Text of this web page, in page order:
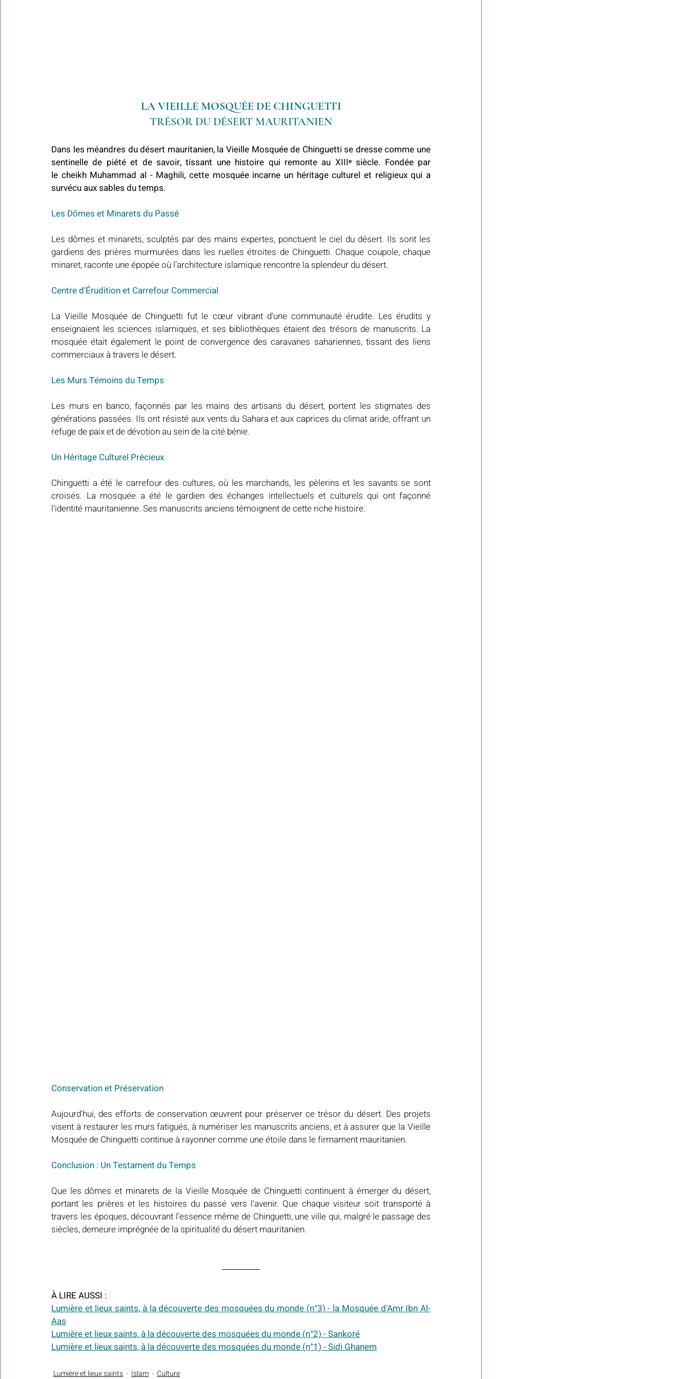
LA VIEILLE MOSQUÉE DE CHINGUETTI
TRÉSOR DU DÉSERT MAURITANIEN
Dans les méandres du désert mauritanien, la Vieille Mosquée de Chinguetti se dresse comme une
sentinelle de piété et de savoir, tissant une histoire qui remonte au XIIIᵉ siècle. Fondée par
le cheikh Muhammad al - Maghili, cette mosquée incarne un héritage culturel et religieux qui a
survécu aux sables du temps.
Les Dômes et Minarets du Passé
Les dômes et minarets, sculptés par des mains expertes, ponctuent le ciel du désert. Ils sont les
gardiens des prières murmurées dans les ruelles étroites de Chinguetti. Chaque coupole, chaque
minaret, raconte une épopée où l'architecture islamique rencontre la splendeur du désert.
Centre d'Érudition et Carrefour Commercial
La Vieille Mosquée de Chinguetti fut le cœur vibrant d'une communauté érudite. Les érudits y
enseignaient les sciences islamiques, et ses bibliothèques étaient des trésors de manuscrits. La
mosquée était également le point de convergence des caravanes sahariennes, tissant des liens
commerciaux à travers le désert.
Les Murs Témoins du Temps
Les murs en banco, façonnés par les mains des artisans du désert, portent les stigmates des
générations passées. Ils ont résisté aux vents du Sahara et aux caprices du climat aride, offrant un
refuge de paix et de dévotion au sein de la cité bénie.
Un Héritage Culturel Précieux
Chinguetti a été le carrefour des cultures, où les marchands, les pèlerins et les savants se sont
croisés. La mosquée a été le gardien des échanges intellectuels et culturels qui ont façonné
l'identité mauritanienne. Ses manuscrits anciens témoignent de cette riche histoire.
Conservation et Préservation
Aujourd'hui, des efforts de conservation œuvrent pour préserver ce trésor du désert. Des projets
visent à restaurer les murs fatigués, à numériser les manuscrits anciens, et à assurer que la Vieille
Mosquée de Chinguetti continue à rayonner comme une étoile dans le firmament mauritanien.
Conclusion : Un Testament du Temps
Que les dômes et minarets de la Vieille Mosquée de Chinguetti continuent à émerger du désert,
portant les prières et les histoires du passé vers l'avenir. Que chaque visiteur soit transporté à
travers les époques, découvrant l'essence même de Chinguetti, une ville qui, malgré le passage des
siècles, demeure imprégnée de la spiritualité du désert mauritanien.
À LIRE AUSSI :
Lumière et lieux saints, à la découverte des mosquées du monde (n°3) - la Mosquée d'Amr Ibn Al-
Aas
Lumière et lieux saints, à la découverte des mosquées du monde (n°2) - Sankoré
Lumière et lieux saints, à la découverte des mosquées du monde (n°1) - Sidi Ghanem
Lumière et lieux saints Islam Culture